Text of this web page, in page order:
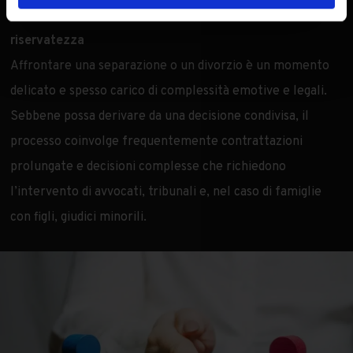
riservatezza
Affrontare una separazione o un divorzio è un momento
delicato e spesso carico di complessità emotive e legali.
Sebbene possa derivare da una decisione condivisa, il
processo coinvolge frequentemente contrattazioni
prolungate e decisioni complesse che richiedono
l’intervento di avvocati, tribunali e, nel caso di famiglie
con figli, giudici minorili.